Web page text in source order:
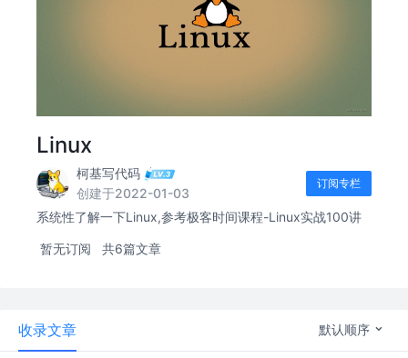
Linux
柯基写代码
创建于2022-01-03
订阅专栏
系统性了解一下Linux,参考极客时间课程-Linux实战100讲
暂无订阅 共6篇文章
收录文章 默认顺序